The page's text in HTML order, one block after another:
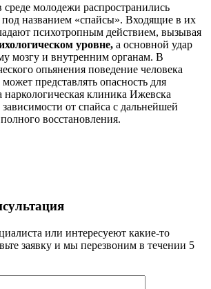
молодежи распространились
названием «спайсы». Входящие в их
психотропным действием, вызывая
уровне, а основной удар
мозгу и внутренним органам. В
опьянения поведение человека
представлять опасность для
клиника Ижевска
зависимости от спайса с дальнейшей
восстановления.
или интересуеют какие-то
заявку и мы перезвоним в течении 5